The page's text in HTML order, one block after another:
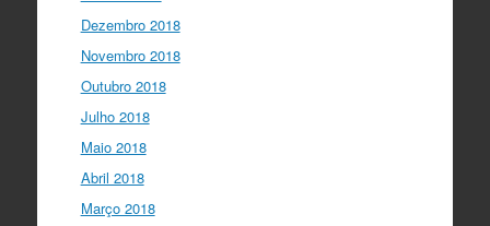
Dezembro 2018
Novembro 2018
Outubro 2018
Julho 2018
Maio 2018
Abril 2018
Março 2018